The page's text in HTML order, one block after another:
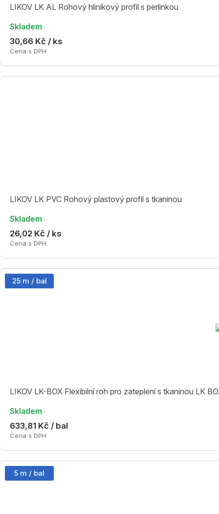
LIKOV LK AL Rohový hliníkový profil s perlinkou
Skladem
30,66 Kč / ks
Cena s DPH
LIKOV LK PVC Rohový plastový profil s tkaninou
Skladem
26,02 Kč / ks
Cena s DPH
25 m / bal
LIKOV LK-BOX Flexibilní roh pro zateplení s tkaninou LK
Skladem
633,81 Kč / bal
Cena s DPH
5 m / bal